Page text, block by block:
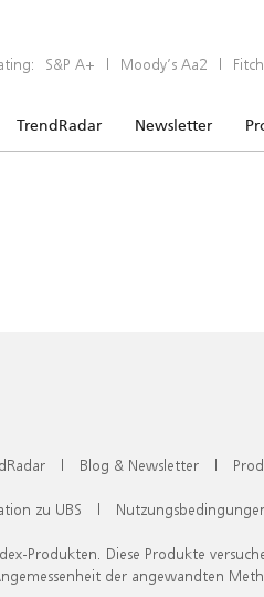
S&P A+ | Moody’s Aa2 |
TrendRadar Newsletter
| Blog & Newsletter |
zu UBS |
Produkten. Diese Produkte
der angewandten